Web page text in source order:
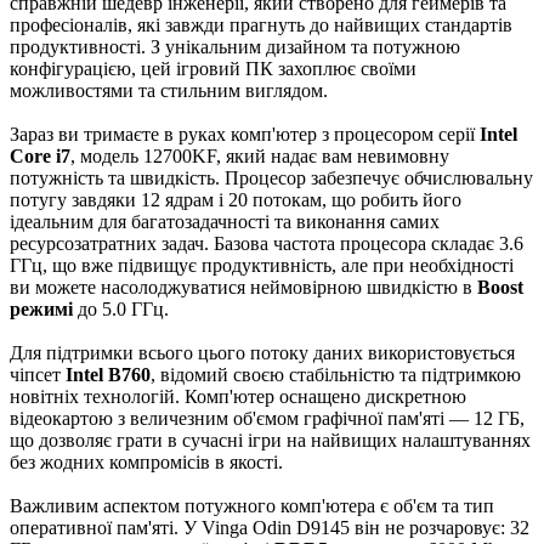
професіоналів, які завжди прагнуть до найвищих стандартів
продуктивності. З унікальним дизайном та потужною
конфігурацією, цей ігровий ПК захоплює своїми
можливостями та стильним виглядом.
Зараз ви тримаєте в руках комп'ютер з процесором серіїIntel
Core i7, модель 12700KF, який надає вам невимовну
потужність та швидкість. Процесор забезпечує обчислювальну
потугу завдяки 12 ядрам і 20 потокам, що робить його
ідеальним для багатозадачності та виконання самих
ресурсозатратних задач. Базова частота процесора складає 3.6
ГГц, що вже підвищує продуктивність, але при необхідності
ви можете насолоджуватися неймовірною швидкістю в Boost
режимі до 5.0 ГГц.
Для підтримки всього цього потоку даних використовується
чіпсет Intel B760, відомий своєю стабільністю та підтримкою
новітніх технологій. Комп'ютер оснащено дискретною
відеокартою з величезним об'ємом графічної пам'яті — 12 ГБ,
що дозволяє грати в сучасні ігри на найвищих налаштуваннях
без жодних компромісів в якості.
Важливим аспектом потужного комп'ютера є об'єм та тип
оперативної пам'яті. У Vinga Odin D9145 він не розчаровує: 32